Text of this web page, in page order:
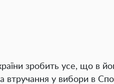
зробить усе, що в
втручання у вибори в